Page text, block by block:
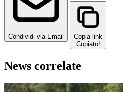
Condividi via Email
Copia link
Copiato!
News correlate